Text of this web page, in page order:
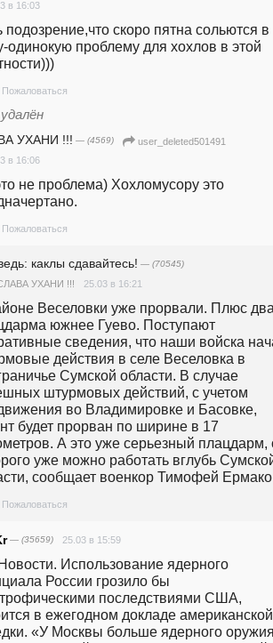
в 16:03
подозрение,что скоро пятна сольются в
одинокую проблему для хохлов в этой
Пожаловаться
УХАНИ !!! — (4569)
user_deleted501491
в 16:06
не проблема) Хохломусору это
Пожаловаться
каклы сдавайтесь! — (70545)
УХАНИ !!! 25.03 в 16:21
Веселовки уже прорвали. Плюс
южнее Гуево. Поступают
сведения, что наши войска
действия в селе Веселовка в
Сумской области. В случае
штурмовых действий, с учетом
во Владимировке и Басовке,
будет прорван по ширине в 17
А это уже серьезный плацдарм,
уже можно работать вглубь
сообщает военкор Тимофей
Пожаловаться
— (35659) 25.03 в 15:59
Использование ядерного
России грозило бы
последствиями США,
в ежегодном докладе американской
«У Москвы больше ядерного